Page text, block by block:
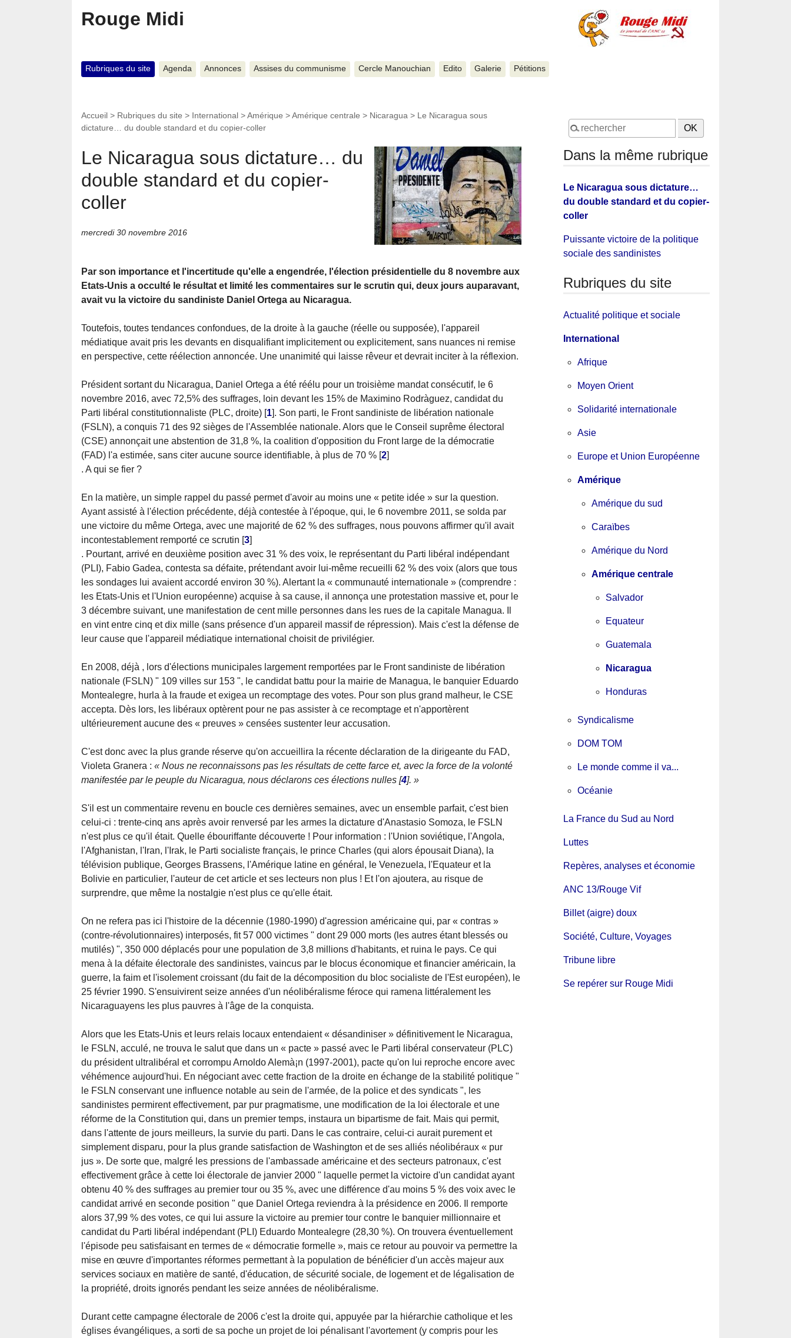
Rouge Midi
Rubriques du site Agenda Annonces Assises du communisme Cercle Manouchian Edito Galerie Pétitions
Accueil > Rubriques du site > International >Amérique >Amérique centrale > Nicaragua > Le Nicaragua sous
dictature… du double standard et du copier-coller
Le Nicaragua sous dictature… du
double standard et du copier-
coller
mercredi 30 novembre 2016
Par son importance et l'incertitude qu'elle a engendrée, l'élection présidentielle du 8 novembre aux
Etats-Unis a occulté le résultat et limité les commentaires sur le scrutin qui, deux jours auparavant,
avait vu la victoire du sandiniste Daniel Ortega au Nicaragua.
Toutefois, toutes tendances confondues, de la droite à la gauche (réelle ou supposée), l'appareil
médiatique avait pris les devants en disqualifiant implicitement ou explicitement, sans nuances ni remise
en perspective, cette réélection annoncée. Une unanimité qui laisse rêveur et devrait inciter à la réflexion.
Président sortant du Nicaragua, Daniel Ortega a été réélu pour un troisième mandat consécutif, le 6
novembre 2016, avec 72,5% des suffrages, loin devant les 15% de Maximino Rodrà­guez, candidat du
Parti libéral constitutionnaliste (PLC, droite) [1]. Son parti, le Front sandiniste de libération nationale
(FSLN), a conquis 71 des 92 sièges de l'Assemblée nationale. Alors que le Conseil suprême électoral
(CSE) annonçait une abstention de 31,8 %, la coalition d'opposition du Front large de la démocratie
(FAD) l'a estimée, sans citer aucune source identifiable, à plus de 70 % [2]
. A qui se fier ?
En la matière, un simple rappel du passé permet d'avoir au moins une « petite idée » sur la question.
Ayant assisté à l'élection précédente, déjà contestée à l'époque, qui, le 6 novembre 2011, se solda par
une victoire du même Ortega, avec une majorité de 62 % des suffrages, nous pouvons affirmer qu'il avait
incontestablement remporté ce scrutin [3]
. Pourtant, arrivé en deuxième position avec 31 % des voix, le représentant du Parti libéral indépendant
(PLI), Fabio Gadea, contesta sa défaite, prétendant avoir lui-même recueilli 62 % des voix (alors que tous
les sondages lui avaient accordé environ 30 %). Alertant la « communauté internationale » (comprendre :
les Etats-Unis et l'Union européenne) acquise à sa cause, il annonça une protestation massive et, pour le
3 décembre suivant, une manifestation de cent mille personnes dans les rues de la capitale Managua. Il
en vint entre cinq et dix mille (sans présence d'un appareil massif de répression). Mais c'est la défense de
leur cause que l'appareil médiatique international choisit de privilégier.
En 2008, déjà , lors d'élections municipales largement remportées par le Front sandiniste de libération
nationale (FSLN) " 109 villes sur 153 ", le candidat battu pour la mairie de Managua, le banquier Eduardo
Montealegre, hurla à la fraude et exigea un recomptage des votes. Pour son plus grand malheur, le CSE
accepta. Dès lors, les libéraux optèrent pour ne pas assister à ce recomptage et n'apportèrent
ultérieurement aucune des « preuves » censées sustenter leur accusation.
C'est donc avec la plus grande réserve qu'on accueillira la récente déclaration de la dirigeante du FAD,
Violeta Granera : « Nous ne reconnaissons pas les résultats de cette farce et, avec la force de la volonté
manifestée par le peuple du Nicaragua, nous déclarons ces élections nulles [4]. »
S'il est un commentaire revenu en boucle ces dernières semaines, avec un ensemble parfait, c'est bien
celui-ci : trente-cinq ans après avoir renversé par les armes la dictature d'Anastasio Somoza, le FSLN
n'est plus ce qu'il était. Quelle ébouriffante découverte ! Pour information : l'Union soviétique, l'Angola,
l'Afghanistan, l'Iran, l'Irak, le Parti socialiste français, le prince Charles (qui alors épousait Diana), la
télévision publique, Georges Brassens, l'Amérique latine en général, le Venezuela, l'Equateur et la
Bolivie en particulier, l'auteur de cet article et ses lecteurs non plus ! Et l'on ajoutera, au risque de
surprendre, que même la nostalgie n'est plus ce qu'elle était.
On ne refera pas ici l'histoire de la décennie (1980-1990) d'agression américaine qui, par « contras »
(contre-révolutionnaires) interposés, fit 57 000 victimes " dont 29 000 morts (les autres étant blessés ou
mutilés) ", 350 000 déplacés pour une population de 3,8 millions d'habitants, et ruina le pays. Ce qui
mena à la défaite électorale des sandinistes, vaincus par le blocus économique et financier américain, la
guerre, la faim et l'isolement croissant (du fait de la décomposition du bloc socialiste de l'Est européen), le
25 février 1990. S'ensuivirent seize années d'un néolibéralisme féroce qui ramena littéralement les
Nicaraguayens les plus pauvres à l'âge de la conquista.
Alors que les Etats-Unis et leurs relais locaux entendaient « désandiniser » définitivement le Nicaragua,
le FSLN, acculé, ne trouva le salut que dans un « pacte » passé avec le Parti libéral conservateur (PLC)
du président ultralibéral et corrompu Arnoldo Alemà¡n (1997-2001), pacte qu'on lui reproche encore avec
véhémence aujourd'hui. En négociant avec cette fraction de la droite en échange de la stabilité politique "
le FSLN conservant une influence notable au sein de l'armée, de la police et des syndicats ", les
sandinistes permirent effectivement, par pur pragmatisme, une modification de la loi électorale et une
réforme de la Constitution qui, dans un premier temps, instaura un bipartisme de fait. Mais qui permit,
dans l'attente de jours meilleurs, la survie du parti. Dans le cas contraire, celui-ci aurait purement et
simplement disparu, pour la plus grande satisfaction de Washington et de ses alliés néolibéraux « pur
jus ». De sorte que, malgré les pressions de l'ambassade américaine et des secteurs patronaux, c'est
effectivement grâce à cette loi électorale de janvier 2000 " laquelle permet la victoire d'un candidat ayant
obtenu 40 % des suffrages au premier tour ou 35 %, avec une différence d'au moins 5 % des voix avec le
candidat arrivé en seconde position " que Daniel Ortega reviendra à la présidence en 2006. Il remporte
alors 37,99 % des votes, ce qui lui assure la victoire au premier tour contre le banquier millionnaire et
candidat du Parti libéral indépendant (PLI) Eduardo Montealegre (28,30 %). On trouvera éventuellement
l'épisode peu satisfaisant en termes de « démocratie formelle », mais ce retour au pouvoir va permettre la
mise en œuvre d'importantes réformes permettant à la population de bénéficier d'un accès majeur aux
services sociaux en matière de santé, d'éducation, de sécurité sociale, de logement et de légalisation de
la propriété, droits ignorés pendant les seize années de néolibéralisme.
Durant cette campagne électorale de 2006 c'est la droite qui, appuyée par la hiérarchie catholique et les
églises évangéliques, a sorti de sa poche un projet de loi pénalisant l'avortement (y compris pour les
Dans la même rubrique
Le Nicaragua sous dictature…
du double standard et du copier-
coller
Puissante victoire de la politique
sociale des sandinistes
Rubriques du site
Actualité politique et sociale
International
Afrique
Moyen Orient
Solidarité internationale
Asie
Europe et Union Européenne
Amérique
Amérique du sud
Caraïbes
Amérique du Nord
Amérique centrale
Salvador
Equateur
Guatemala
Nicaragua
Honduras
Syndicalisme
DOM TOM
Le monde comme il va...
Océanie
La France du Sud au Nord
Luttes
Repères, analyses et économie
ANC 13/Rouge Vif
Billet (aigre) doux
Société, Culture, Voyages
Tribune libre
Se repérer sur Rouge Midi